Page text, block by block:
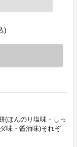
)
(ほんのり塩味・しっ
味・醤油味)それぞ